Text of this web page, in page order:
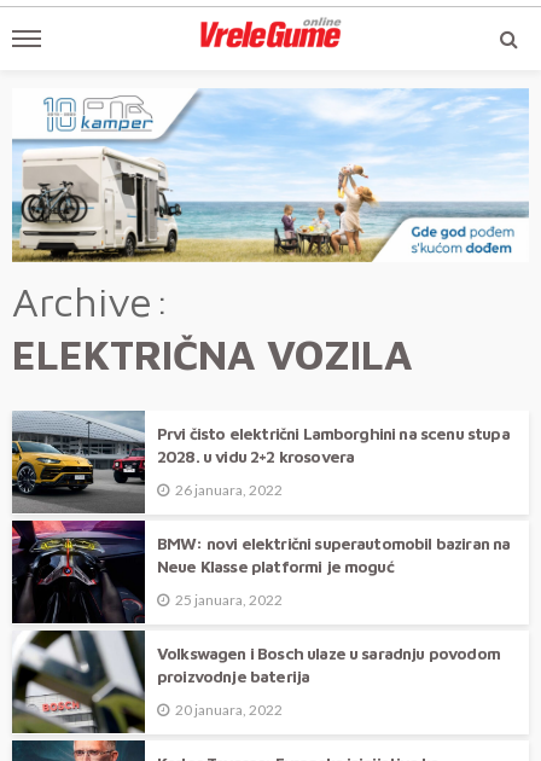
Archive
ELEKTRIČNA VOZILA
Prvi čisto električni Lamborghini na scenu stupa
2028. u vidu 2+2 krosovera
26 januara, 2022
BMW: novi električni superautomobil baziran na
Neue Klasse platformi je moguć
25 januara, 2022
Volkswagen i Bosch ulaze u saradnju povodom
proizvodnje baterija
20 januara, 2022